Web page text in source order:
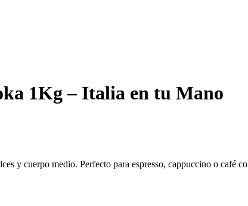
1Kg – Italia en tu Mano
y cuerpo medio. Perfecto para espresso, cappuccino o café